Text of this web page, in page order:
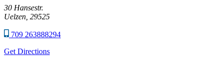
30 Hansestr.
Uelzen, 29525
709 263888294
Get Directions